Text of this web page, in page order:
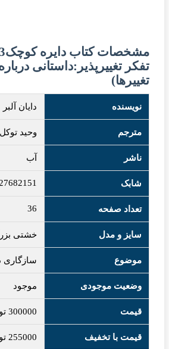
تفکر تغییرپذیر:داستانی
تغییرها)
نویسنده دایان آلبر
مترجم وحید
ناشر آب
شابک
تعداد صفحه 36
سایز و مدل خشتی
موضوع سازگاری
وضعیت موجودی موجود
قیمت 300000
قیمت با تخفیف 255000